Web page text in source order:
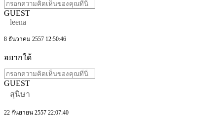
GUEST
leena
8 ธันวาคม 2557 12:50:46
อยากใด้
GUEST
สุนิษา
22 กันยายน 2557 22:07:40